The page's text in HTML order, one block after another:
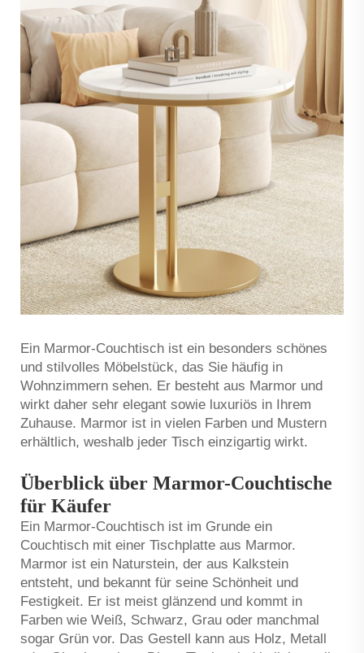
Ein Marmor-Couchtisch ist ein besonders schönes
und stilvolles Möbelstück, das Sie häufig in
Wohnzimmern sehen. Er besteht aus Marmor und
wirkt daher sehr elegant sowie luxuriös in Ihrem
Zuhause. Marmor ist in vielen Farben und Mustern
erhältlich, weshalb jeder Tisch einzigartig wirkt.
Überblick über Marmor-Couchtische
für Käufer
Ein Marmor-Couchtisch ist im Grunde ein
Couchtisch mit einer Tischplatte aus Marmor.
Marmor ist ein Naturstein, der aus Kalkstein
entsteht, und bekannt für seine Schönheit und
Festigkeit. Er ist meist glänzend und kommt in
Farben wie Weiß, Schwarz, Grau oder manchmal
sogar Grün vor. Das Gestell kann aus Holz, Metall